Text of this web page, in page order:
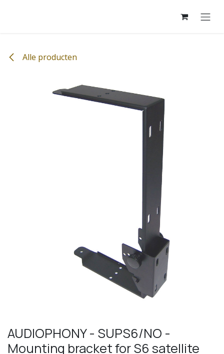
Alle producten
AUDIOPHONY - SUPS6/NO -
Mounting bracket for S6 satellite